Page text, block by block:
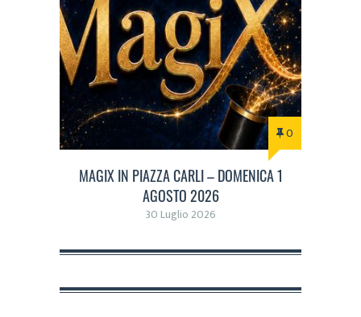
0
MAGIX IN PIAZZA CARLI – DOMENICA 1
AGOSTO 2026
30 Luglio 2026